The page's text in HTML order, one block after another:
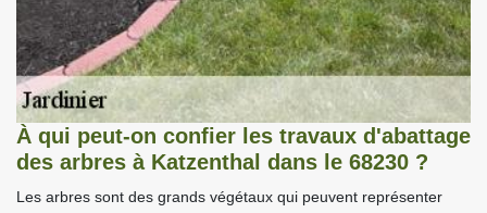
À qui peut-on confier les travaux d'abattage
des arbres à Katzenthal dans le 68230 ?
Les arbres sont des grands végétaux qui peuvent représenter